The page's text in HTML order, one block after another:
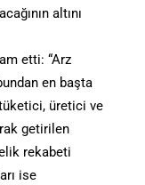
altını
etti: “Arz
en başta
üretici ve
getirilen
rekabeti
ise